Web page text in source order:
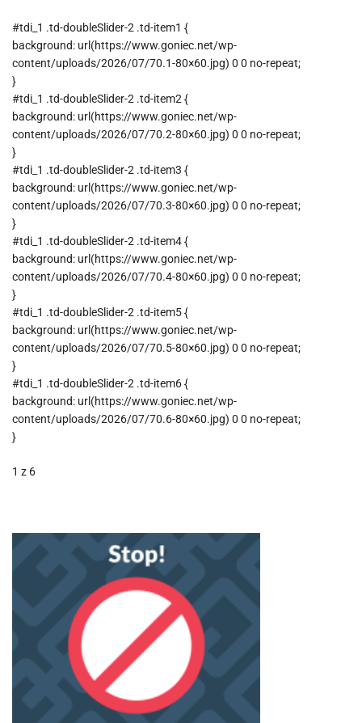
#tdi_1 .td-doubleSlider-2 .td-item1 {
background: url(https://www.goniec.net/wp-
content/uploads/2026/07/70.1-80×60.jpg) 0 0 no-repeat;
}
#tdi_1 .td-doubleSlider-2 .td-item2 {
background: url(https://www.goniec.net/wp-
content/uploads/2026/07/70.2-80×60.jpg) 0 0 no-repeat;
}
#tdi_1 .td-doubleSlider-2 .td-item3 {
background: url(https://www.goniec.net/wp-
content/uploads/2026/07/70.3-80×60.jpg) 0 0 no-repeat;
}
#tdi_1 .td-doubleSlider-2 .td-item4 {
background: url(https://www.goniec.net/wp-
content/uploads/2026/07/70.4-80×60.jpg) 0 0 no-repeat;
}
#tdi_1 .td-doubleSlider-2 .td-item5 {
background: url(https://www.goniec.net/wp-
content/uploads/2026/07/70.5-80×60.jpg) 0 0 no-repeat;
}
#tdi_1 .td-doubleSlider-2 .td-item6 {
background: url(https://www.goniec.net/wp-
content/uploads/2026/07/70.6-80×60.jpg) 0 0 no-repeat;
}
1 z 6